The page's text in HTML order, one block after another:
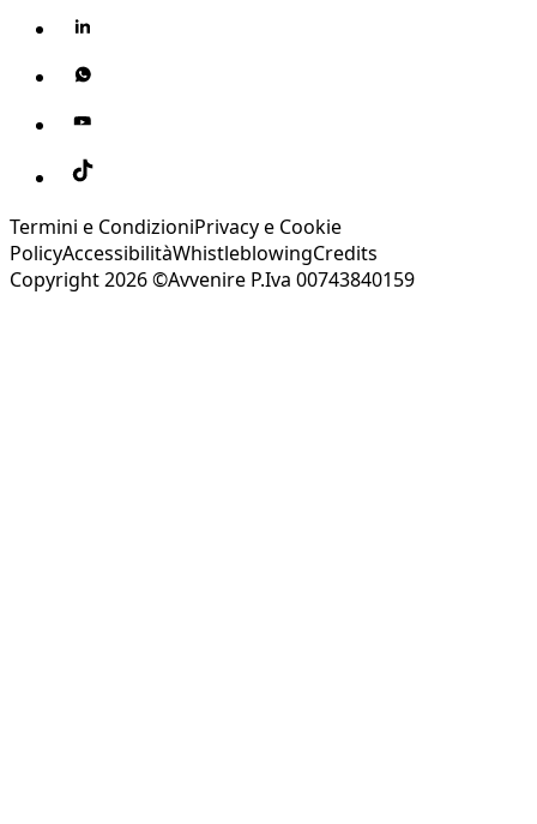
Termini e CondizioniPrivacy e Cookie
PolicyAccessibilitàWhistleblowingCredits
Copyright 2026 ©Avvenire P.Iva 00743840159